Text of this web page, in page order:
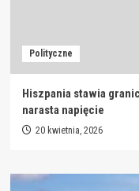
Polityczne
Hiszpania stawia
narasta napięcie
20 kwietnia, 2026